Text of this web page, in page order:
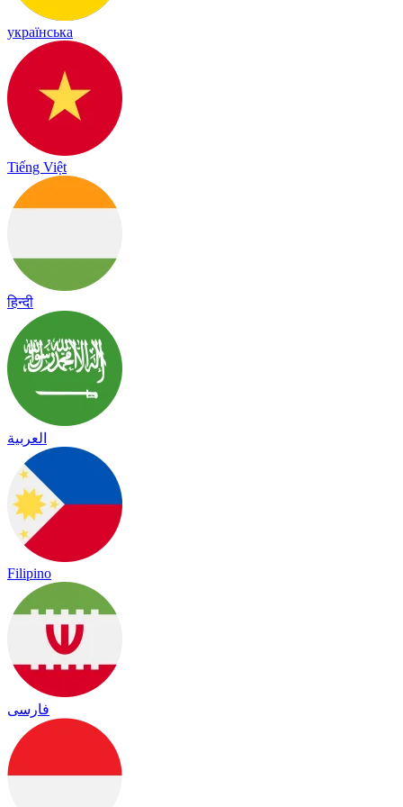
українська
Tiếng Việt
हिन्दी
العربية
Filipino
فارسی